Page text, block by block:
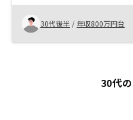
30代後半 / 年収800万円台
30代